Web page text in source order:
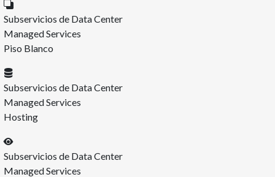
Subservicios de Data Center
Managed Services
Piso Blanco
Subservicios de Data Center
Managed Services
Hosting
Subservicios de Data Center
Managed Services